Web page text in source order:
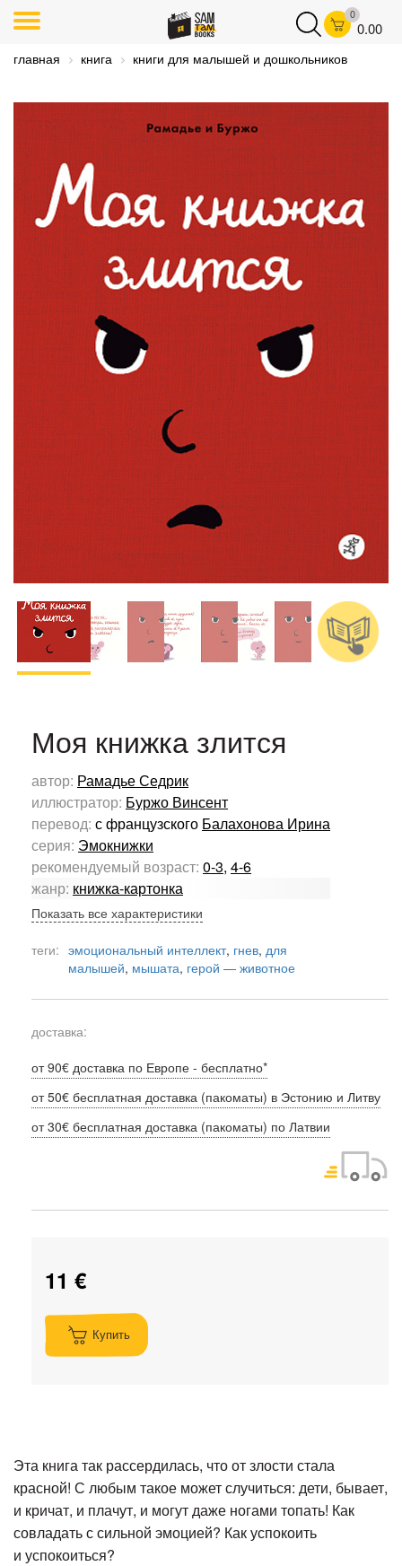
0
0.00
главная книга книги для малышей и дошкольников
Моя книжка злится
автор: Рамадье Седрик
иллюстратор: Буржо Винсент
перевод: с французского Балахонова Ирина
серия: Эмокнижки
рекомендуемый возраст: 0-3, 4-6
жанр: книжка-картонка
Показать все характеристики
теги: эмоциональный интеллект, гнев, для
малышей, мышата, герой — животное
доставка:
от 90€ доставка по Европе - бесплатно*
от 50€ бесплатная доставка (пакоматы) в Эстонию и Литву
от 30€ бесплатная доставка (пакоматы) по Латвии
11 €
Купить
Эта книга так рассердилась, что от злости стала
красной! С любым такое может случиться: дети, бывает,
и кричат, и плачут, и могут даже ногами топать! Как
совладать с сильной эмоцией? Как успокоить
и успокоиться?